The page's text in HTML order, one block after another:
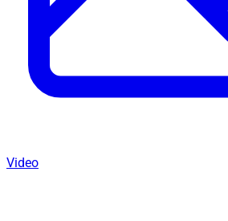
Video